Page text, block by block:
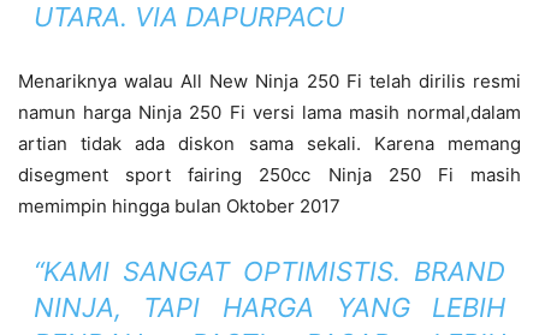
UTARA. VIA DAPURPACU
Menariknya walau All New Ninja 250 Fi telah dirilis resmi
namun harga Ninja 250 Fi versi lama masih normal,dalam
artian tidak ada diskon sama sekali. Karena memang
disegment sport fairing 250cc Ninja 250 Fi masih
memimpin hingga bulan Oktober 2017
“KAMI SANGAT OPTIMISTIS. BRAND
NINJA, TAPI HARGA YANG LEBIH